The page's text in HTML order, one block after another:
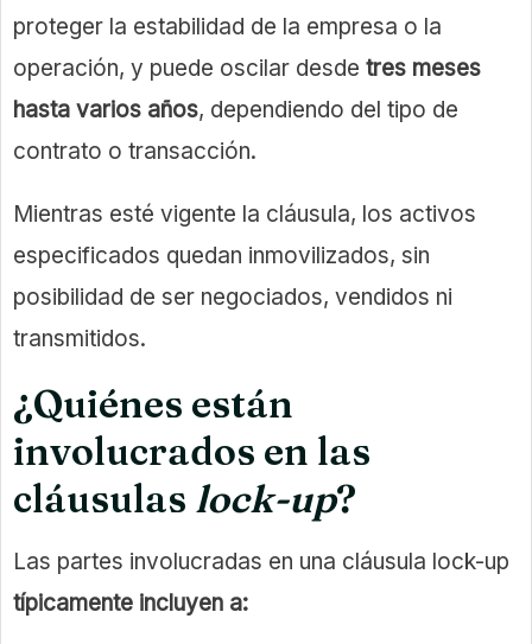
proteger la estabilidad de la empresa o la
operación, y puede oscilar desde tres meses
hasta varios años, dependiendo del tipo de
contrato o transacción.
Mientras esté vigente la cláusula, los activos
especificados quedan inmovilizados, sin
posibilidad de ser negociados, vendidos ni
transmitidos.
¿Quiénes están
involucrados en las
cláusulas lock-up?
Las partes involucradas en una cláusula lock-up
típicamente incluyen a: